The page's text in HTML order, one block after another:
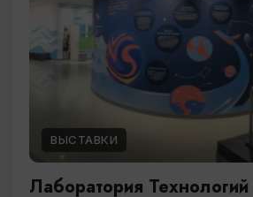
ВЫСТАВКИ
Лаборатория Технологий